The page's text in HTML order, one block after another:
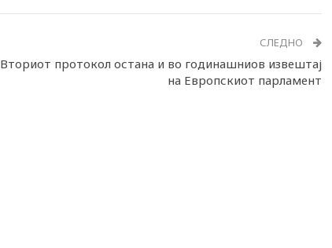
СЛЕДНО
Вториот протокол остана и во годинашниов извештај
на Европскиот парламент